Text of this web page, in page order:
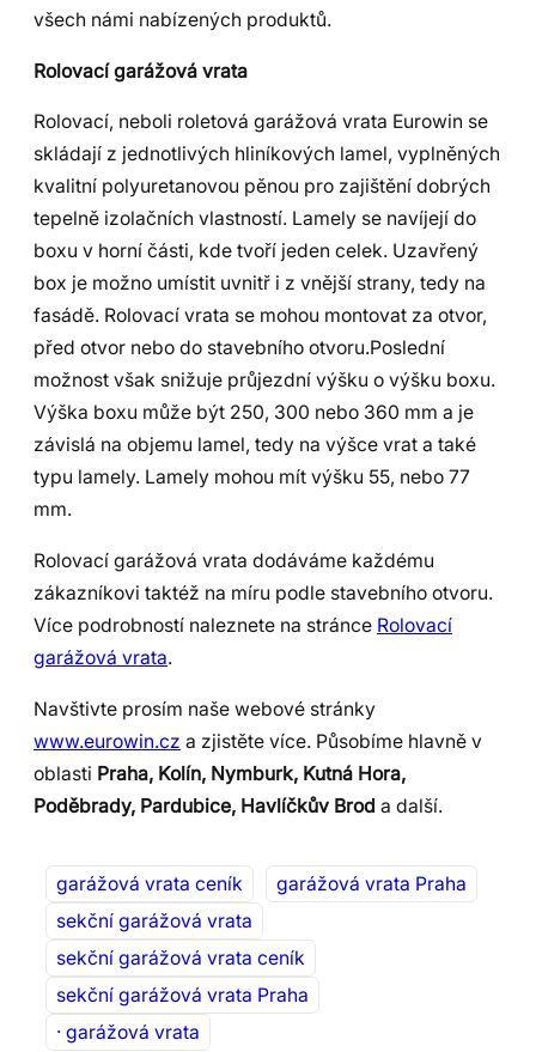
všech námi nabízených produktů.
Rolovací garážová vrata
Rolovací, neboli roletová garážová vrata Eurowin se
skládají z jednotlivých hliníkových lamel, vyplněných
kvalitní polyuretanovou pěnou pro zajištění dobrých
tepelně izolačních vlastností. Lamely se navíjejí do
boxu v horní části, kde tvoří jeden celek. Uzavřený
box je možno umístit uvnitř i z vnější strany, tedy na
fasádě. Rolovací vrata se mohou montovat za otvor,
před otvor nebo do stavebního otvoru.Poslední
možnost však snižuje průjezdní výšku o výšku boxu.
Výška boxu může být 250, 300 nebo 360 mm a je
závislá na objemu lamel, tedy na výšce vrat a také
typu lamely. Lamely mohou mít výšku 55, nebo 77
mm.
Rolovací garážová vrata dodáváme každému
zákazníkovi taktéž na míru podle stavebního otvoru.
Více podrobností naleznete na stránce Rolovací
garážová vrata.
Navštivte prosím naše webové stránky
www.eurowin.cz a zjistěte více. Působíme hlavně v
oblasti Praha, Kolín, Nymburk, Kutná Hora,
Poděbrady, Pardubice, Havlíčkův Brod a další.
garážová vrata ceník
garážová vrata Praha
sekční garážová vrata
sekční garážová vrata ceník
sekční garážová vrata Praha
· garážová vrata